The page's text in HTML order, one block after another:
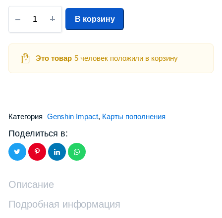
В корзину
Это товар 5 человек положили в корзину
Категория Genshin Impact, Карты пополнения
Поделиться в:
Описание
Подробная информация